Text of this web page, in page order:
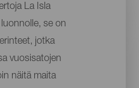
La Isla
se on
jotka
vuosisatojen
näitä maita